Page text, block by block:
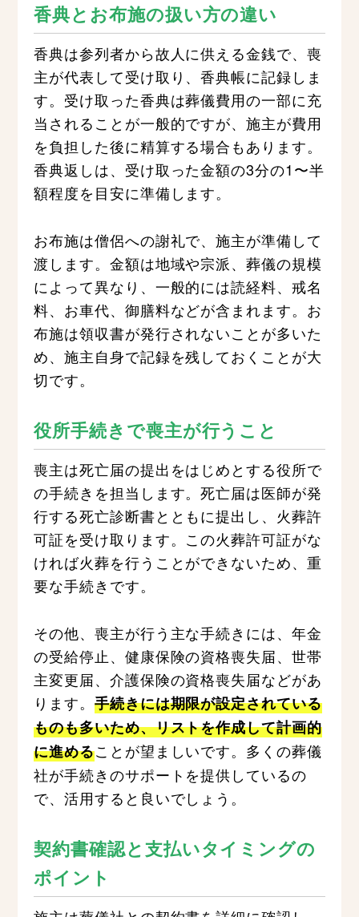
香典とお布施の扱い方の違い
香典は参列者から故人に供える金銭で、喪
主が代表して受け取り、香典帳に記録しま
す。受け取った香典は葬儀費用の一部に充
当されることが一般的ですが、施主が費用
を負担した後に精算する場合もあります。
香典返しは、受け取った金額の3分の1〜半
額程度を目安に準備します。
お布施は僧侶への謝礼で、施主が準備して
渡します。金額は地域や宗派、葬儀の規模
によって異なり、一般的には読経料、戒名
料、お車代、御膳料などが含まれます。お
布施は領収書が発行されないことが多いた
め、施主自身で記録を残しておくことが大
切です。
役所手続きで喪主が行うこと
喪主は死亡届の提出をはじめとする役所で
の手続きを担当します。死亡届は医師が発
行する死亡診断書とともに提出し、火葬許
可証を受け取ります。この火葬許可証がな
ければ火葬を行うことができないため、重
要な手続きです。
その他、喪主が行う主な手続きには、年金
の受給停止、健康保険の資格喪失届、世帯
主変更届、介護保険の資格喪失届などがあ
ります。手続きには期限が設定されている
ものも多いため、リストを作成して計画的
に進めることが望ましいです。多くの葬儀
社が手続きのサポートを提供しているの
で、活用すると良いでしょう。
契約書確認と支払いタイミングの
ポイント